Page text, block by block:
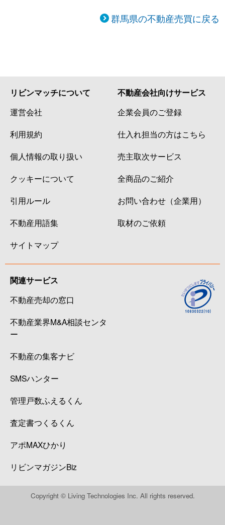
群馬県の不動産売買に戻る
リビンマッチについて
運営会社
利用規約
個人情報の取り扱い
クッキーについて
引用ルール
不動産用語集
サイトマップ
不動産会社向けサービス
企業会員のご登録
仕入れ担当の方はこちら
売主取次サービス
全商品のご紹介
お問い合わせ（企業用）
取材のご依頼
関連サービス
不動産売却の窓口
不動産業界M&A相談センタ
ー
不動産の集客ナビ
SMSハンター
管理戸数ふえるくん
査定書つくるくん
アポMAXひかり
リビンマガジンBiz
Copyright © Living Technologies Inc. All rights reserved.